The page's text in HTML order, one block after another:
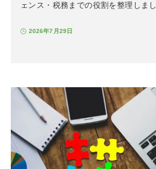
ェンス・税務までの役割を整理しま
2026年7月29日